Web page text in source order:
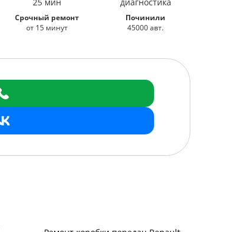
Срочный ремонт
от 15 минут
Починили
45000 авт.